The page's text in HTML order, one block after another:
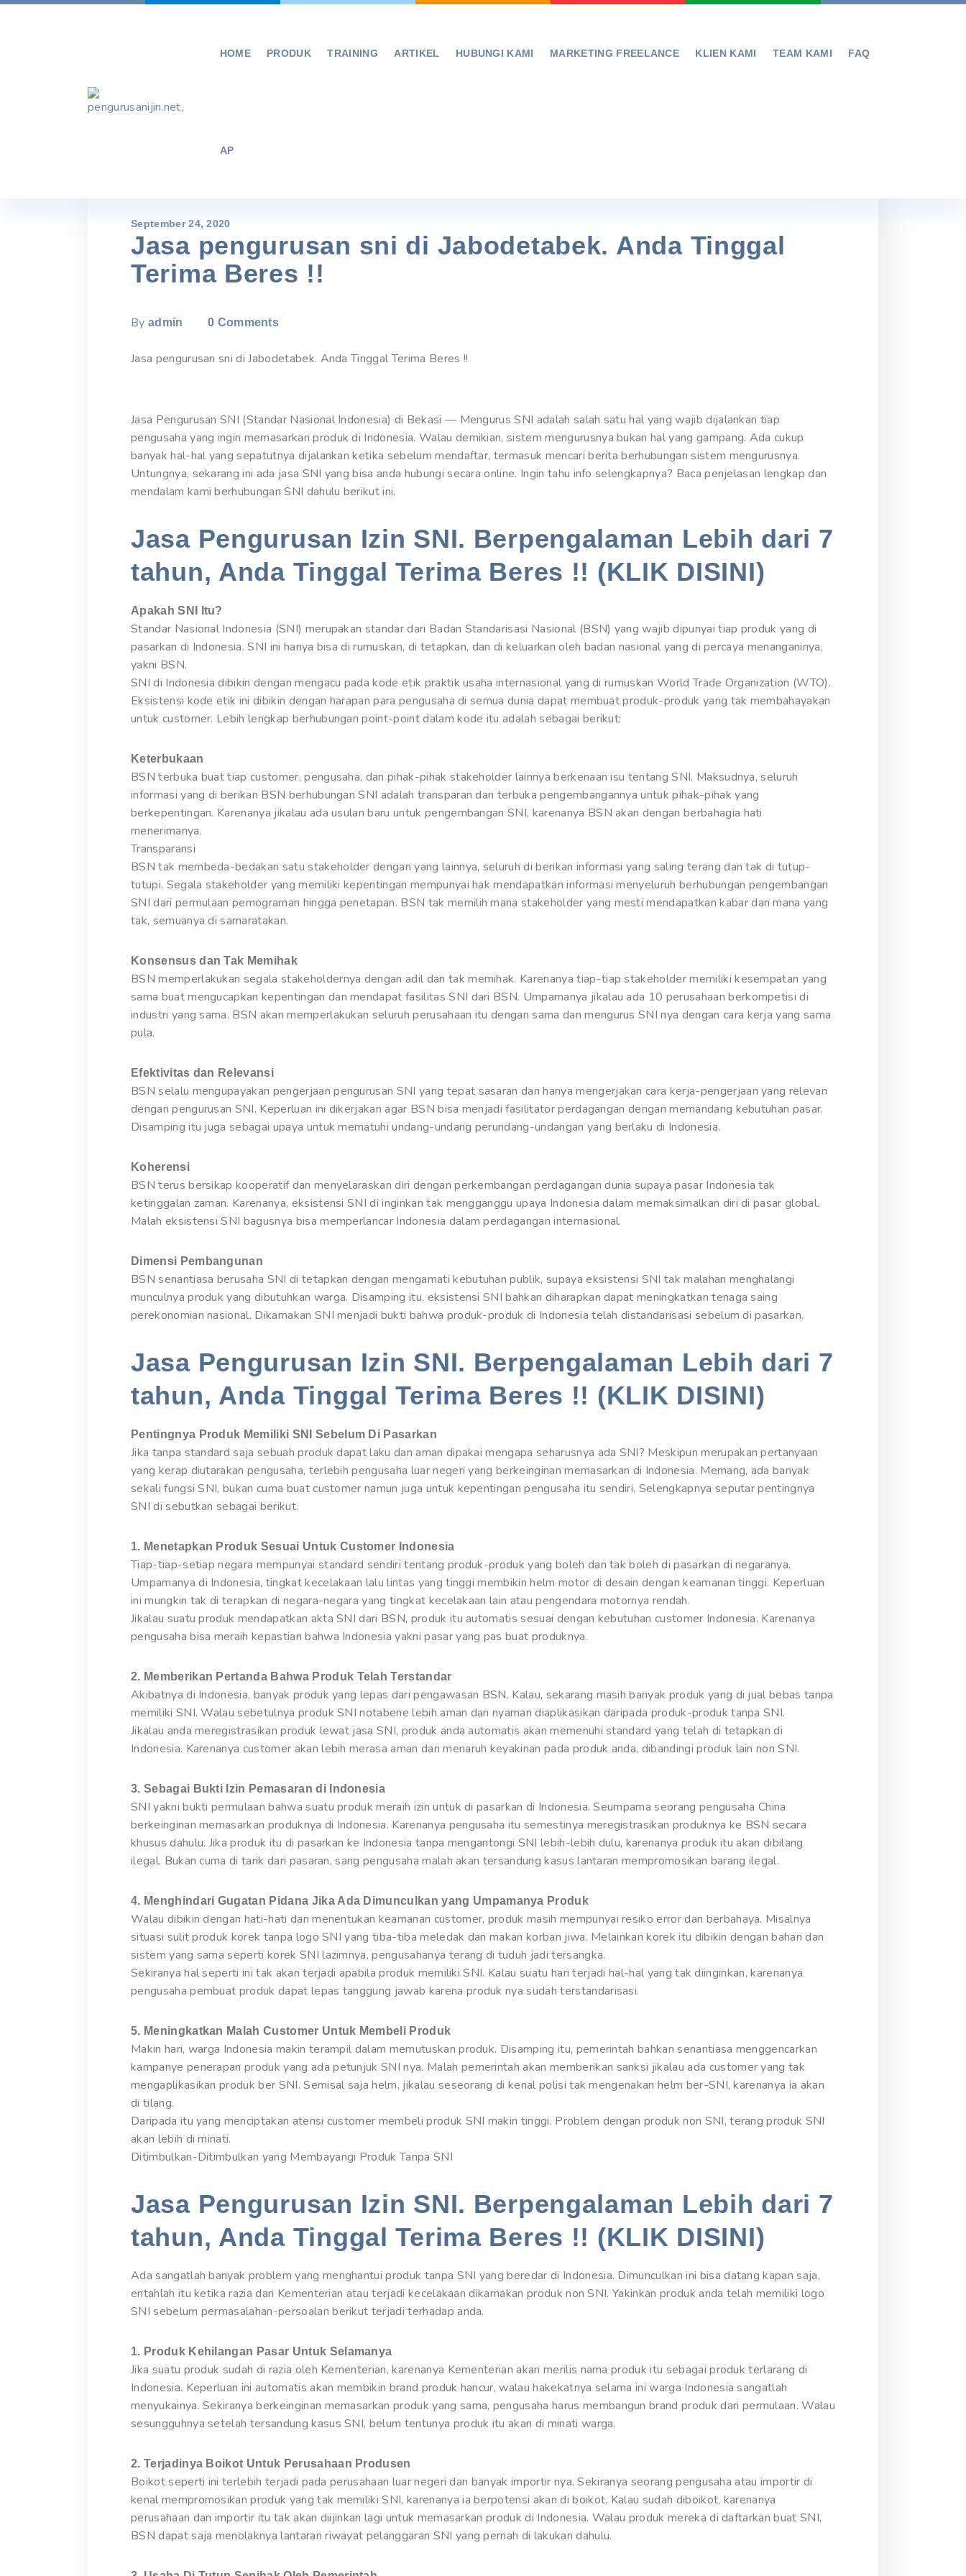
Skip
HOME PRODUK TRAINING ARTIKEL HUBUNGI KAMI MARKETING FREELANCE KLIEN KAMI TEAM KAMI FAQ
AP
September 24, 2020
Jasa pengurusan sni di Jabodetabek. Anda Tinggal
Terima Beres !!
By admin 0 Comments
Jasa pengurusan sni di Jabodetabek. Anda Tinggal Terima Beres !!
Jasa Pengurusan SNI (Standar Nasional Indonesia) di Bekasi — Mengurus SNI adalah salah satu hal yang wajib dijalankan tiap
pengusaha yang ingin memasarkan produk di Indonesia. Walau demikian, sistem mengurusnya bukan hal yang gampang. Ada cukup
banyak hal-hal yang sepatutnya dijalankan ketika sebelum mendaftar, termasuk mencari berita berhubungan sistem mengurusnya.
Untungnya, sekarang ini ada jasa SNI yang bisa anda hubungi secara online. Ingin tahu info selengkapnya? Baca penjelasan lengkap dan
mendalam kami berhubungan SNI dahulu berikut ini.
Jasa Pengurusan Izin SNI. Berpengalaman Lebih dari 7
tahun, Anda Tinggal Terima Beres !! (KLIK DISINI)
Apakah SNI Itu?
Standar Nasional Indonesia (SNI) merupakan standar dari Badan Standarisasi Nasional (BSN) yang wajib dipunyai tiap produk yang di
pasarkan di Indonesia. SNI ini hanya bisa di rumuskan, di tetapkan, dan di keluarkan oleh badan nasional yang di percaya menanganinya,
yakni BSN.
SNI di Indonesia dibikin dengan mengacu pada kode etik praktik usaha internasional yang di rumuskan World Trade Organization (WTO).
Eksistensi kode etik ini dibikin dengan harapan para pengusaha di semua dunia dapat membuat produk-produk yang tak membahayakan
untuk customer. Lebih lengkap berhubungan point-point dalam kode itu adalah sebagai berikut:
Keterbukaan
BSN terbuka buat tiap customer, pengusaha, dan pihak-pihak stakeholder lainnya berkenaan isu tentang SNI. Maksudnya, seluruh
informasi yang di berikan BSN berhubungan SNI adalah transparan dan terbuka pengembangannya untuk pihak-pihak yang
berkepentingan. Karenanya jikalau ada usulan baru untuk pengembangan SNI, karenanya BSN akan dengan berbahagia hati
menerimanya.
Transparansi
BSN tak membeda-bedakan satu stakeholder dengan yang lainnya, seluruh di berikan informasi yang saling terang dan tak di tutup-
tutupi. Segala stakeholder yang memiliki kepentingan mempunyai hak mendapatkan informasi menyeluruh berhubungan pengembangan
SNI dari permulaan pemograman hingga penetapan. BSN tak memilih mana stakeholder yang mesti mendapatkan kabar dan mana yang
tak, semuanya di samaratakan.
Konsensus dan Tak Memihak
BSN memperlakukan segala stakeholdernya dengan adil dan tak memihak. Karenanya tiap-tiap stakeholder memiliki kesempatan yang
sama buat mengucapkan kepentingan dan mendapat fasilitas SNI dari BSN. Umpamanya jikalau ada 10 perusahaan berkompetisi di
industri yang sama. BSN akan memperlakukan seluruh perusahaan itu dengan sama dan mengurus SNI nya dengan cara kerja yang sama
pula.
Efektivitas dan Relevansi
BSN selalu mengupayakan pengerjaan pengurusan SNI yang tepat sasaran dan hanya mengerjakan cara kerja-pengerjaan yang relevan
dengan pengurusan SNI. Keperluan ini dikerjakan agar BSN bisa menjadi fasilitator perdagangan dengan memandang kebutuhan pasar.
Disamping itu juga sebagai upaya untuk mematuhi undang-undang perundang-undangan yang berlaku di Indonesia.
Koherensi
BSN terus bersikap kooperatif dan menyelaraskan diri dengan perkembangan perdagangan dunia supaya pasar Indonesia tak
ketinggalan zaman. Karenanya, eksistensi SNI di inginkan tak mengganggu upaya Indonesia dalam memaksimalkan diri di pasar global.
Malah eksistensi SNI bagusnya bisa memperlancar Indonesia dalam perdagangan internasional.
Dimensi Pembangunan
BSN senantiasa berusaha SNI di tetapkan dengan mengamati kebutuhan publik, supaya eksistensi SNI tak malahan menghalangi
munculnya produk yang dibutuhkan warga. Disamping itu, eksistensi SNI bahkan diharapkan dapat meningkatkan tenaga saing
perekonomian nasional. Dikarnakan SNI menjadi bukti bahwa produk-produk di Indonesia telah distandarisasi sebelum di pasarkan.
Jasa Pengurusan Izin SNI. Berpengalaman Lebih dari 7
tahun, Anda Tinggal Terima Beres !! (KLIK DISINI)
Pentingnya Produk Memiliki SNI Sebelum Di Pasarkan
Jika tanpa standard saja sebuah produk dapat laku dan aman dipakai mengapa seharusnya ada SNI? Meskipun merupakan pertanyaan
yang kerap diutarakan pengusaha, terlebih pengusaha luar negeri yang berkeinginan memasarkan di Indonesia. Memang, ada banyak
sekali fungsi SNI, bukan cuma buat customer namun juga untuk kepentingan pengusaha itu sendiri. Selengkapnya seputar pentingnya
SNI di sebutkan sebagai berikut.
1. Menetapkan Produk Sesuai Untuk Customer Indonesia
Tiap-tiap-setiap negara mempunyai standard sendiri tentang produk-produk yang boleh dan tak boleh di pasarkan di negaranya.
Umpamanya di Indonesia, tingkat kecelakaan lalu lintas yang tinggi membikin helm motor di desain dengan keamanan tinggi. Keperluan
ini mungkin tak di terapkan di negara-negara yang tingkat kecelakaan lain atau pengendara motornya rendah.
Jikalau suatu produk mendapatkan akta SNI dari BSN, produk itu automatis sesuai dengan kebutuhan customer Indonesia. Karenanya
pengusaha bisa meraih kepastian bahwa Indonesia yakni pasar yang pas buat produknya.
2. Memberikan Pertanda Bahwa Produk Telah Terstandar
Akibatnya di Indonesia, banyak produk yang lepas dari pengawasan BSN. Kalau, sekarang masih banyak produk yang di jual bebas tanpa
memiliki SNI. Walau sebetulnya produk SNI notabene lebih aman dan nyaman diaplikasikan daripada produk-produk tanpa SNI.
Jikalau anda meregistrasikan produk lewat jasa SNI, produk anda automatis akan memenuhi standard yang telah di tetapkan di
Indonesia. Karenanya customer akan lebih merasa aman dan menaruh keyakinan pada produk anda, dibandingi produk lain non SNI.
3. Sebagai Bukti Izin Pemasaran di Indonesia
SNI yakni bukti permulaan bahwa suatu produk meraih izin untuk di pasarkan di Indonesia. Seumpama seorang pengusaha China
berkeinginan memasarkan produknya di Indonesia. Karenanya pengusaha itu semestinya meregistrasikan produknya ke BSN secara
khusus dahulu. Jika produk itu di pasarkan ke Indonesia tanpa mengantongi SNI lebih-lebih dulu, karenanya produk itu akan dibilang
ilegal. Bukan cuma di tarik dari pasaran, sang pengusaha malah akan tersandung kasus lantaran mempromosikan barang ilegal.
4. Menghindari Gugatan Pidana Jika Ada Dimunculkan yang Umpamanya Produk
Walau dibikin dengan hati-hati dan menentukan keamanan customer, produk masih mempunyai resiko error dan berbahaya. Misalnya
situasi sulit produk korek tanpa logo SNI yang tiba-tiba meledak dan makan korban jiwa. Melainkan korek itu dibikin dengan bahan dan
sistem yang sama seperti korek SNI lazimnya, pengusahanya terang di tuduh jadi tersangka.
Sekiranya hal seperti ini tak akan terjadi apabila produk memiliki SNI. Kalau suatu hari terjadi hal-hal yang tak diinginkan, karenanya
pengusaha pembuat produk dapat lepas tanggung jawab karena produk nya sudah terstandarisasi.
5. Meningkatkan Malah Customer Untuk Membeli Produk
Makin hari, warga Indonesia makin terampil dalam memutuskan produk. Disamping itu, pemerintah bahkan senantiasa menggencarkan
kampanye penerapan produk yang ada petunjuk SNI nya. Malah pemerintah akan memberikan sanksi jikalau ada customer yang tak
mengaplikasikan produk ber SNI. Semisal saja helm, jikalau seseorang di kenal polisi tak mengenakan helm ber-SNI, karenanya ia akan
di tilang.
Daripada itu yang menciptakan atensi customer membeli produk SNI makin tinggi. Problem dengan produk non SNI, terang produk SNI
akan lebih di minati.
Ditimbulkan-Ditimbulkan yang Membayangi Produk Tanpa SNI
Jasa Pengurusan Izin SNI. Berpengalaman Lebih dari 7
tahun, Anda Tinggal Terima Beres !! (KLIK DISINI)
Ada sangatlah banyak problem yang menghantui produk tanpa SNI yang beredar di Indonesia. Dimunculkan ini bisa datang kapan saja,
entahlah itu ketika razia dari Kementerian atau terjadi kecelakaan dikarnakan produk non SNI. Yakinkan produk anda telah memiliki logo
SNI sebelum permasalahan-persoalan berikut terjadi terhadap anda.
1. Produk Kehilangan Pasar Untuk Selamanya
Jika suatu produk sudah di razia oleh Kementerian, karenanya Kementerian akan merilis nama produk itu sebagai produk terlarang di
Indonesia. Keperluan ini automatis akan membikin brand produk hancur, walau hakekatnya selama ini warga Indonesia sangatlah
menyukainya. Sekiranya berkeinginan memasarkan produk yang sama, pengusaha harus membangun brand produk dari permulaan. Walau
sesungguhnya setelah tersandung kasus SNI, belum tentunya produk itu akan di minati warga.
2. Terjadinya Boikot Untuk Perusahaan Produsen
Boikot seperti ini terlebih terjadi pada perusahaan luar negeri dan banyak importir nya. Sekiranya seorang pengusaha atau importir di
kenal mempromosikan produk yang tak memiliki SNI, karenanya ia berpotensi akan di boikot. Kalau sudah diboikot, karenanya
perusahaan dan importir itu tak akan diijinkan lagi untuk memasarkan produk di Indonesia. Walau produk mereka di daftarkan buat SNI,
BSN dapat saja menolaknya lantaran riwayat pelanggaran SNI yang pernah di lakukan dahulu.